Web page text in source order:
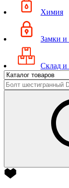
Химия
Замки и
Склад